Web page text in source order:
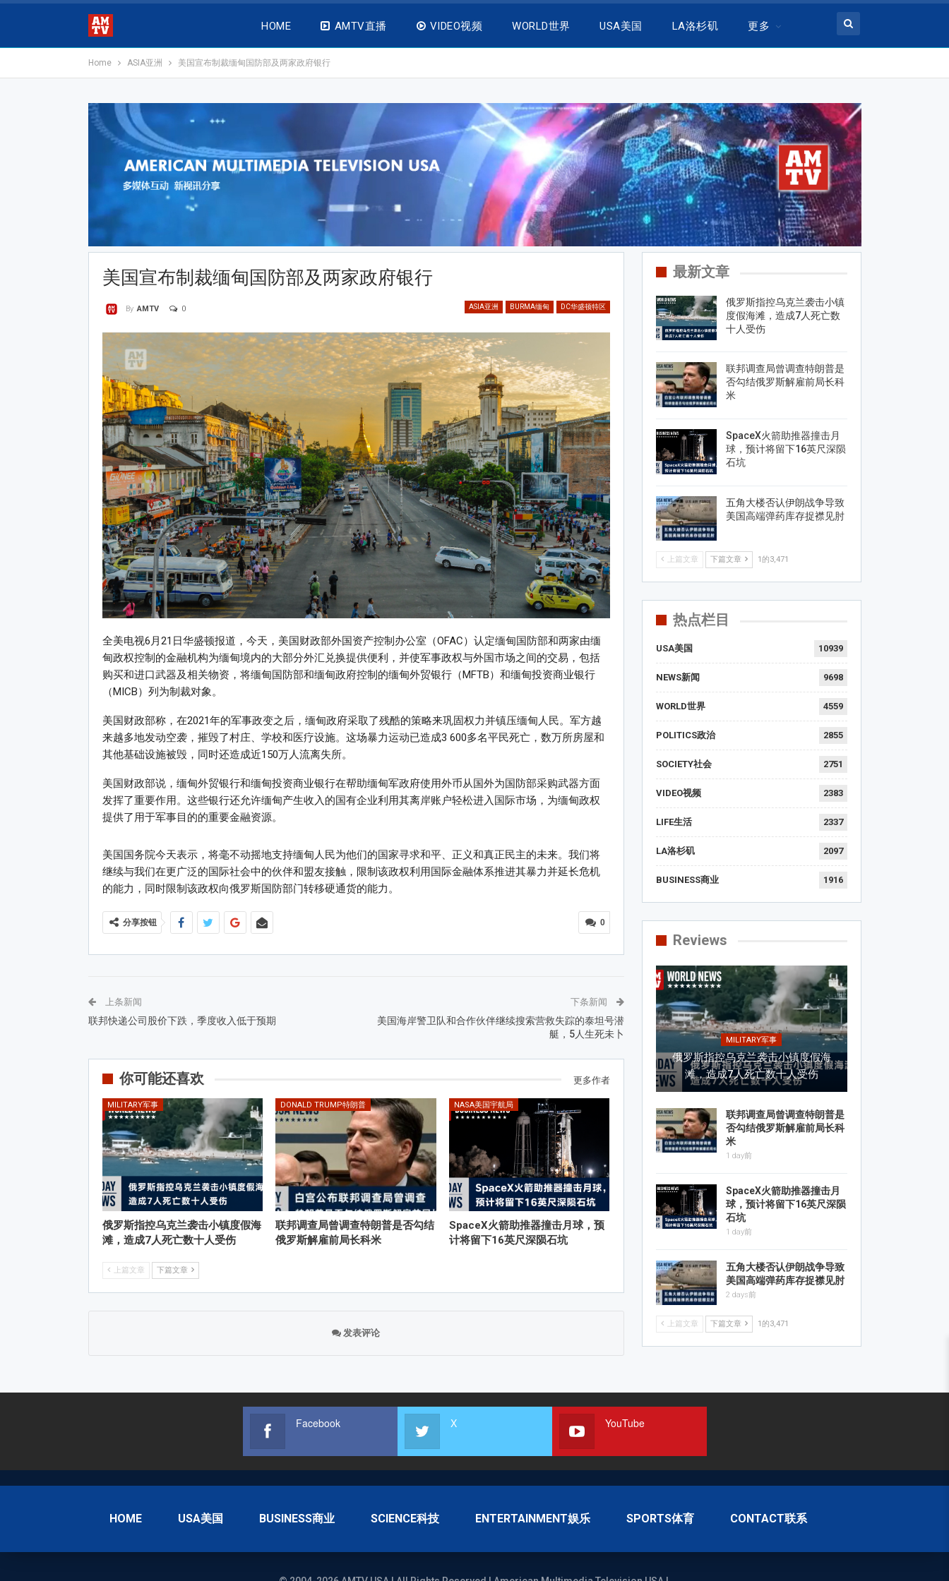
HOME AMTV直播 VIDEO视频 WORLD世界 USA美国 LA洛杉矶 更多
Home ASIA亚洲 美国宣布制裁缅甸国防部及两家政府银行
美国宣布制裁缅甸国防部及两家政府银行
ASIA亚洲 BURMA缅甸 DC华盛顿特区
By AMTV 0
全美电视6月21日华盛顿报道，今天，美国财政部外国资产控制办公室（OFAC）认定缅甸国防部和两家由缅
甸政权控制的金融机构为缅甸境内的大部分外汇兑换提供便利，并使军事政权与外国市场之间的交易，包括
购买和进口武器及相关物资，将缅甸国防部和缅甸政府控制的缅甸外贸银行（MFTB）和缅甸投资商业银行
（MICB）列为制裁对象。
美国财政部称，在2021年的军事政变之后，缅甸政府采取了残酷的策略来巩固权力并镇压缅甸人民。军方越
来越多地发动空袭，摧毁了村庄、学校和医疗设施。这场暴力运动已造成3 600多名平民死亡，数万所房屋和
其他基础设施被毁，同时还造成近150万人流离失所。
美国财政部说，缅甸外贸银行和缅甸投资商业银行在帮助缅甸军政府使用外币从国外为国防部采购武器方面
发挥了重要作用。这些银行还允许缅甸产生收入的国有企业利用其离岸账户轻松进入国际市场，为缅甸政权
提供了用于军事目的的重要金融资源。
美国国务院今天表示，将毫不动摇地支持缅甸人民为他们的国家寻求和平、正义和真正民主的未来。我们将
继续与我们在更广泛的国际社会中的伙伴和盟友接触，限制该政权利用国际金融体系推进其暴力并延长危机
的能力，同时限制该政权向俄罗斯国防部门转移硬通货的能力。
0
分享按钮
上条新闻
联邦快递公司股价下跌，季度收入低于预期
下条新闻
美国海岸警卫队和合作伙伴继续搜索营救失踪的泰坦号潜
艇，5人生死未卜
你可能还喜欢 更多作者
MILITARY军事
俄罗斯指控乌克兰袭击小镇度假海
滩，造成7人死亡数十人受伤
DONALD TRUMP特朗普
联邦调查局曾调查特朗普是否勾结
俄罗斯解雇前局长科米
NASA美国宇航局
SpaceX火箭助推器撞击月球，预
计将留下16英尺深陨石坑
上篇文章 下篇文章
发表评论
最新文章
俄罗斯指控乌克兰袭击小镇
度假海滩，造成7人死亡数
十人受伤
联邦调查局曾调查特朗普是
否勾结俄罗斯解雇前局长科
米
SpaceX火箭助推器撞击月
球，预计将留下16英尺深陨
石坑
五角大楼否认伊朗战争导致
美国高端弹药库存捉襟见肘
上篇文章 下篇文章 1的3,471
热点栏目
USA美国 10939
NEWS新闻 9698
WORLD世界 4559
POLITICS政治 2855
SOCIETY社会 2751
VIDEO视频 2383
LIFE生活 2337
LA洛杉矶 2097
BUSINESS商业 1916
Reviews
MILITARY军事
俄罗斯指控乌克兰袭击小镇度假海
滩，造成7人死亡数十人受伤
联邦调查局曾调查特朗普是
否勾结俄罗斯解雇前局长科
米
1 day前
SpaceX火箭助推器撞击月
球，预计将留下16英尺深陨
石坑
1 day前
五角大楼否认伊朗战争导致
美国高端弹药库存捉襟见肘
2 days前
上篇文章 下篇文章 1的3,471
Facebook X YouTube
HOME USA美国 BUSINESS商业 SCIENCE科技 ENTERTAINMENT娱乐 SPORTS体育 CONTACT联系